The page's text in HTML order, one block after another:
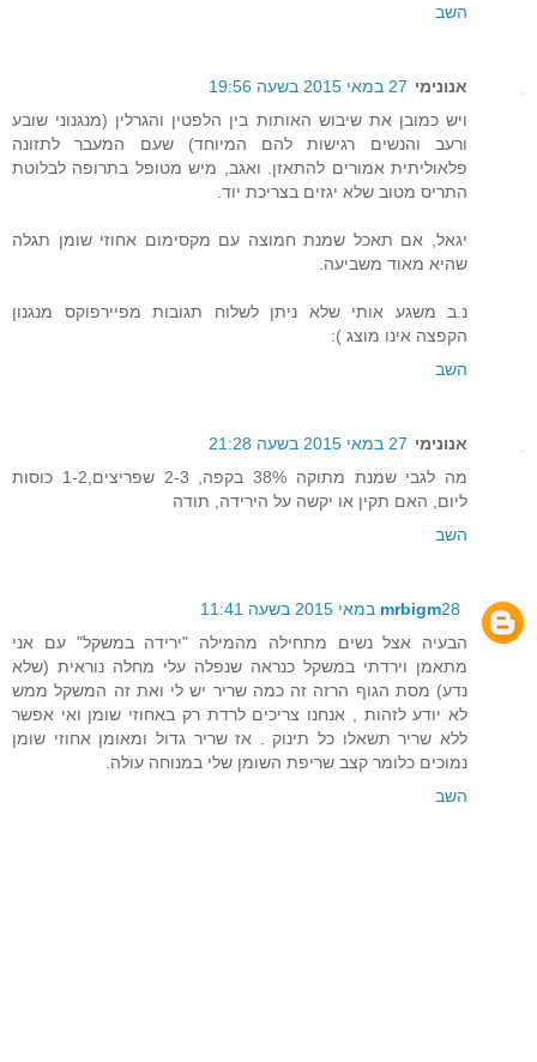
השב
אנונימי 27 במאי 2015 בשעה 19:56
ויש כמובן את שיבוש האותות בין הלפטין והגרלין (מנגנוני שובע
ורעב והנשים רגישות להם המיוחד) שעם המעבר לתזונה
פלאוליתית אמורים להתאזן. ואגב, מיש מטופל בתרופה לבלוטת
התריס מטוב שלא יגזים בצריכת יוד.
יגאל, אם תאכל שמנת חמוצה עם מקסימום אחוזי שומן תגלה
שהיא מאוד משביעה.
נ.ב משגע אותי שלא ניתן לשלוח תגובות מפיירפוקס מנגנון
הקפצה אינו מוצג ):
השב
אנונימי 27 במאי 2015 בשעה 21:28
מה לגבי שמנת מתוקה 38% בקפה, 2-3 שפריצים,1-2 כוסות
ליום, האם תקין או יקשה על הירידה, תודה
השב
mrbigm28 במאי 2015 בשעה 11:41
הבעיה אצל נשים מתחילה מהמילה "ירידה במשקל" עם אני
מתאמן וירדתי במשקל כנראה שנפלה עלי מחלה נוראית (שלא
נדע) מסת הגוף הרזה זה כמה שריר יש לי ואת זה המשקל ממש
לא יודע לזהות , אנחנו צריכים לרדת רק באחוזי שומן ואי אפשר
ללא שריר תשאלו כל תינוק . אז שריר גדול ומאומן אחוזי שומן
נמוכים כלומר קצב שריפת השומן שלי במנוחה עולה.
השב